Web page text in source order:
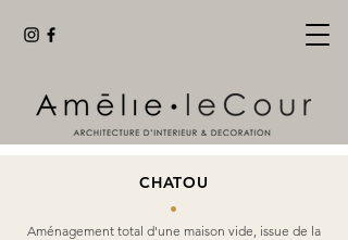
Rénovation d'une maison sur 4
étages à Chatou
CHATOU
•
Aménagement total d'une maison vide, issue de la